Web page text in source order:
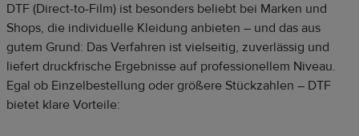
DTF (Direct-to-Film) ist besonders beliebt bei Marken und
Shops, die individuelle Kleidung anbieten – und das aus
gutem Grund: Das Verfahren ist vielseitig, zuverlässig und
liefert druckfrische Ergebnisse auf professionellem Niveau.
Egal ob Einzelbestellung oder größere Stückzahlen – DTF
bietet klare Vorteile: